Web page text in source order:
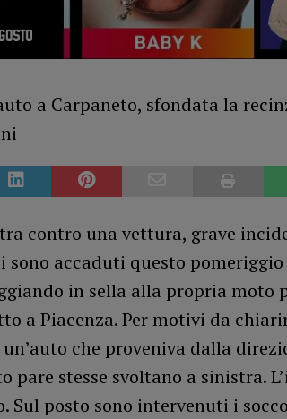
contro una vettura, grave
sono accaduti questo pomeriggio
in sella alla propria moto
a Piacenza. Per motivi da
che proveniva dalla
pare stesse svoltano a sinistra.
Sul posto sono intervenuti i